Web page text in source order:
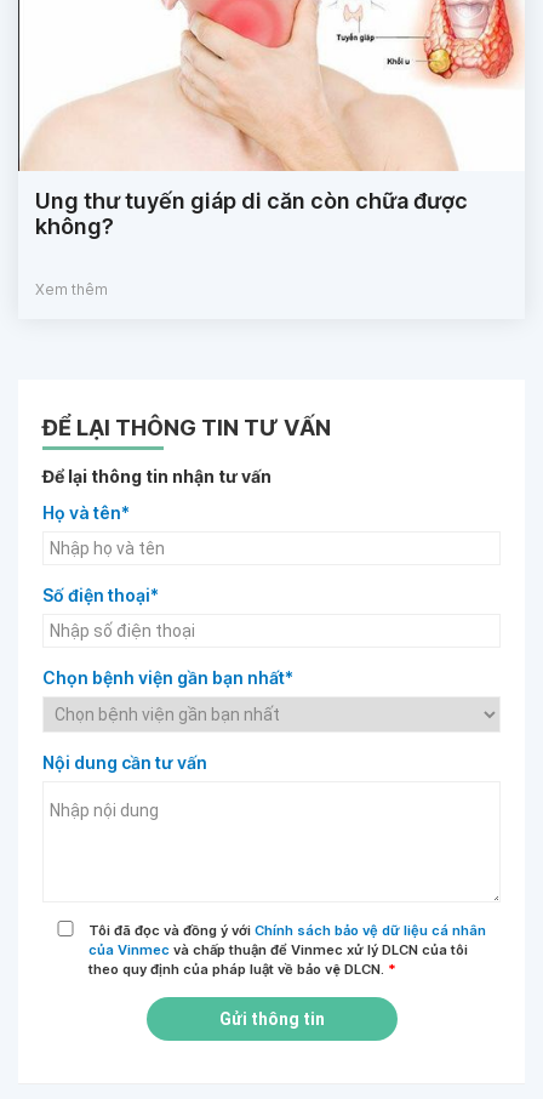
Ung thư tuyến giáp di căn còn chữa được
không?
Xem thêm
ĐỂ LẠI THÔNG TIN TƯ VẤN
Để lại thông tin nhận tư vấn
Họ và tên*
Số điện thoại*
Chọn bệnh viện gần bạn nhất*
Nội dung cần tư vấn
Tôi đã đọc và đồng ý với Chính sách bảo vệ dữ liệu cá nhân
của Vinmec và chấp thuận để Vinmec xử lý DLCN của tôi
theo quy định của pháp luật về bảo vệ DLCN. *
Gửi thông tin